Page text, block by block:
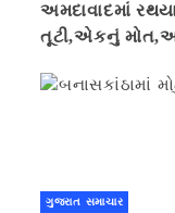
અમદાવાદમાં
તૂટી,એકનું
ગુજરાત સમાચાર